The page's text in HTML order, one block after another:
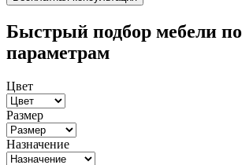
Быстрый подбор мебели по
параметрам
Цвет
Размер
Назначение